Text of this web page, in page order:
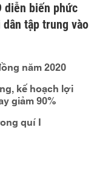
diễn biến phức
tập trung vào
năm 2020
kế hoạch lợi
giảm 90%
quí I